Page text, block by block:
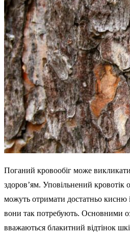
Поганий кровообіг може викликати
здоров’ям. Уповільнений кровотік
можуть отримати достатньо
вони так потребують. Основними
вважаються блакитний відтінок